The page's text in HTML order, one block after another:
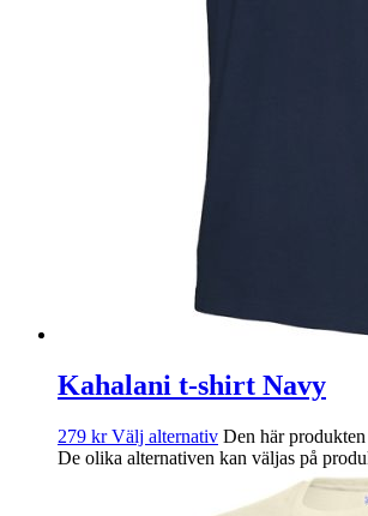
Kahalani t-shirt Navy
279 kr Välj alternativ Den här
De olika alternativen kan väljas på